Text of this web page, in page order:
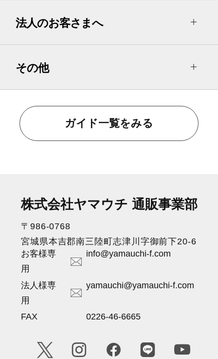
法人のお客さまへ
その他
ガイド一覧をみる
株式会社ヤマウチ 通販事業部
〒986-0768
宮城県本吉郡南三陸町志津川字御前下20-6
お客様専
用
info@yamauchi-f.com
法人様専
用
yamauchi@yamauchi-f.com
FAX 0226-46-6665